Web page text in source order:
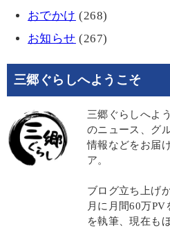
おでかけ (268)
お知らせ (267)
三郷ぐらしへようこそ
三郷ぐらしへよ
のニュース、グ
情報などをお届
ア。
ブログ立ち上げ
月に月間60万
を執筆、現在も